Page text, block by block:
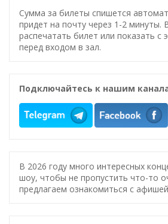
Сумма за билеты спишется
придет на почту через 1-2 минуты.
распечатать билет или показать с
перед входом в зал.
Подключайтесь к нашим
В 2026 году много интересных
шоу, чтобы не пропустить что-то
предлагаем ознакомиться с